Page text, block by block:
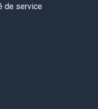
de service